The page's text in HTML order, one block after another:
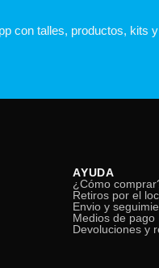
con talles, productos, kits
AYUDA
¿Cómo
Retiros por el
Envio y
Medios de pago
Devoluciones y